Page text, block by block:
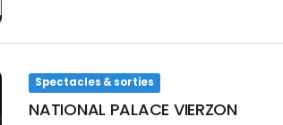
Spectacles & sorties
NATIONAL PALACE VIERZON